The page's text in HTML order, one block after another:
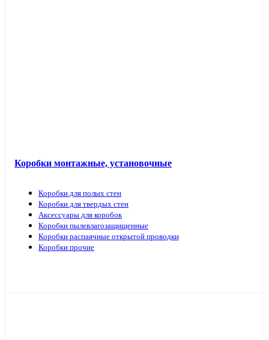
Коробки монтажные, установочные
Коробки для полых стен
Коробки для твердых стен
Аксессуары для коробок
Коробки пылевлагозащищенные
Коробки распаячные открытой проводки
Коробки прочие